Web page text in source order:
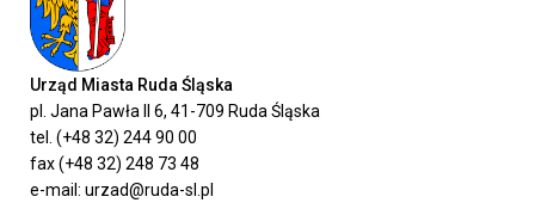
Urząd Miasta Ruda Śląska
pl. Jana Pawła II 6, 41-709 Ruda Śląska
tel. (+48 32) 244 90 00
fax (+48 32) 248 73 48
e-mail: urzad@ruda-sl.pl